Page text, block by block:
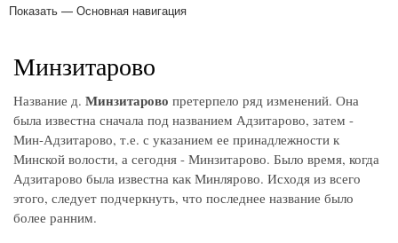
Основная
Показать — Основная навигация
Минзитарово
Название д. Минзитарово претерпело ряд изменений. Она
была известна сначала под названием Адзитарово, затем -
Мин-Адзитарово, т.е. с указанием ее принадлежности к
Минской волости, а сегодня - Минзитарово. Было время, когда
Адзитарово была известна как Минлярово. Исходя из всего
этого, следует подчеркнуть, что последнее название было
более ранним.